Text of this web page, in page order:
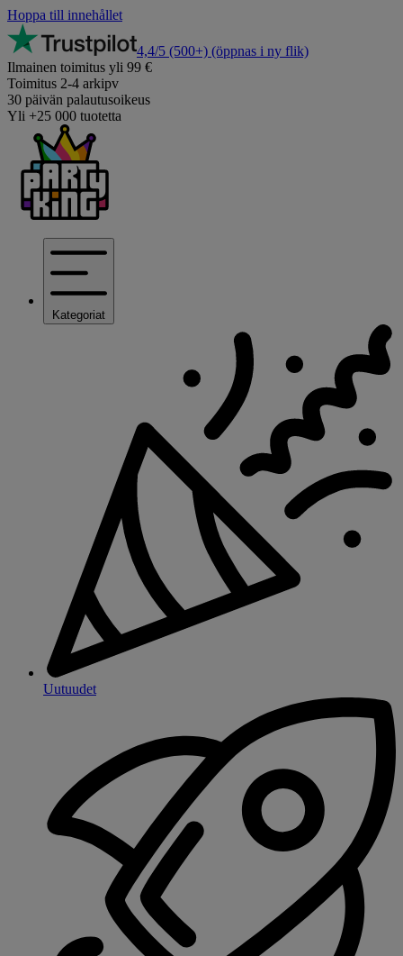
Hoppa till innehållet
4,4/5 (500+) (öppnas i ny flik)
Ilmainen toimitus yli 99 €
Toimitus 2-4 arkipv
30 päivän palautusoikeus
Yli +25 000 tuotetta
Kategoriat
Uutuudet